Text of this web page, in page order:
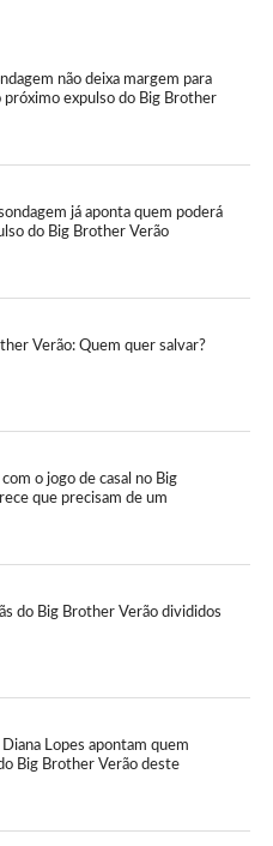
não deixa margem para
próximo expulso do Big Brother
já aponta quem poderá
do Big Brother Verão
Verão: Quem quer salvar?
com o jogo de casal no Big
que precisam de um
do Big Brother Verão divididos
Lopes apontam quem
Big Brother Verão deste